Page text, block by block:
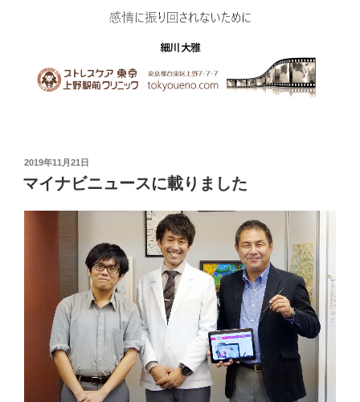
投
日:
2019年11月21日
マイナビニュースに載りました